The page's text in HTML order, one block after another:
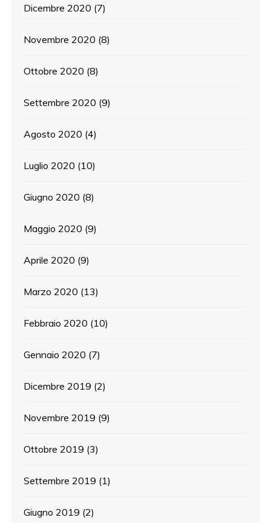
Dicembre 2020 (7)
Novembre 2020 (8)
Ottobre 2020 (8)
Settembre 2020 (9)
Agosto 2020 (4)
Luglio 2020 (10)
Giugno 2020 (8)
Maggio 2020 (9)
Aprile 2020 (9)
Marzo 2020 (13)
Febbraio 2020 (10)
Gennaio 2020 (7)
Dicembre 2019 (2)
Novembre 2019 (9)
Ottobre 2019 (3)
Settembre 2019 (1)
Giugno 2019 (2)